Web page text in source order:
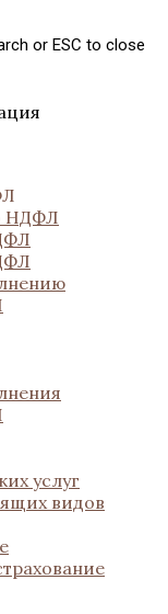
or ESC to close
НДФЛ
услуг
видов